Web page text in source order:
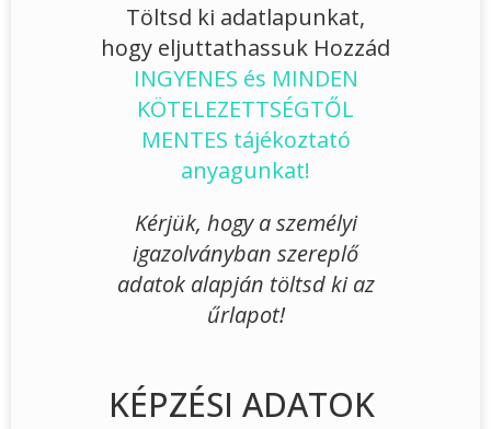
Töltsd ki adatlapunkat,
hogy eljuttathassuk Hozzád
INGYENES és MINDEN
KÖTELEZETTSÉGTŐL
MENTES tájékoztató
anyagunkat!
Kérjük, hogy a személyi
igazolványban szereplő
adatok alapján töltsd ki az
űrlapot!
KÉPZÉSI ADATOK